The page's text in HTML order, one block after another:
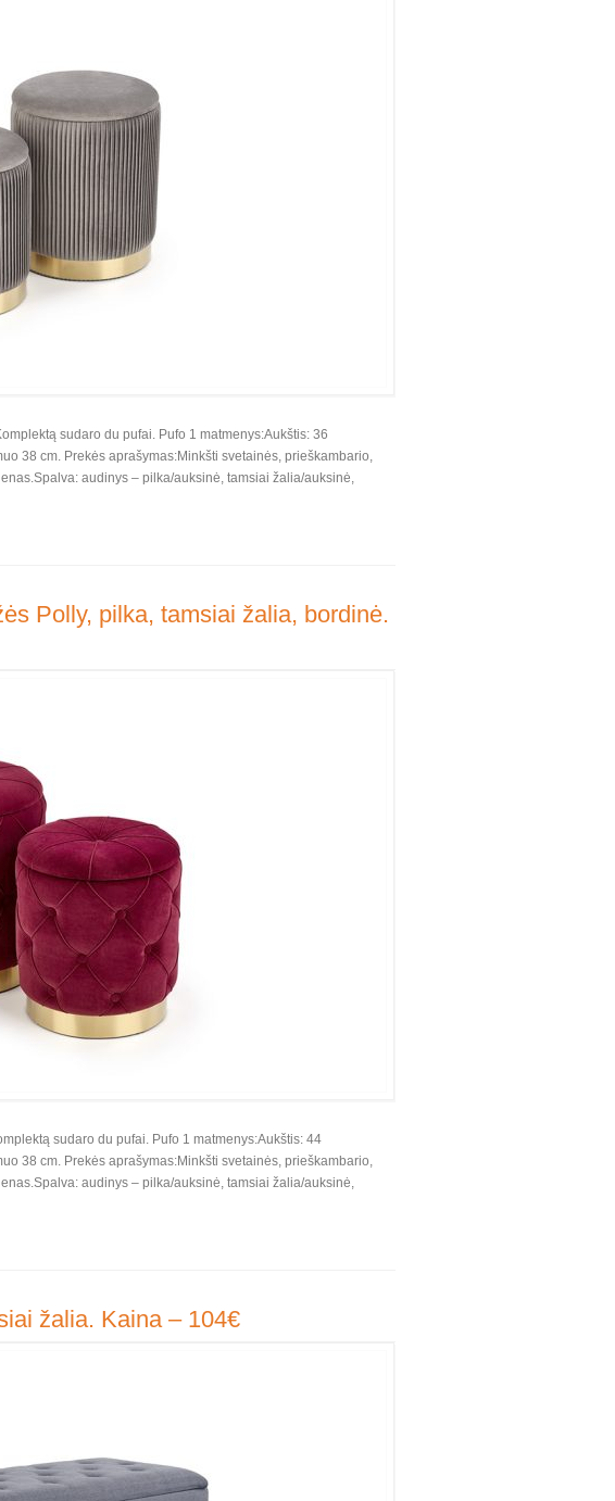
sudaro du pufai. Pufo 1 matmenys:Aukštis: 36
38 cm. Prekės aprašymas:Minkšti svetainės, prieškambario,
audinys – pilka/auksinė, tamsiai žalia/auksinė,
Polly, pilka, tamsiai žalia, bordinė.
sudaro du pufai. Pufo 1 matmenys:Aukštis: 44
38 cm. Prekės aprašymas:Minkšti svetainės, prieškambario,
audinys – pilka/auksinė, tamsiai žalia/auksinė,
žalia. Kaina – 104€